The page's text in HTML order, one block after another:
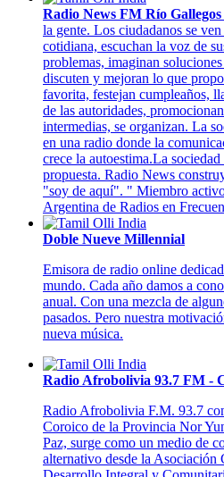
Radio News FM Río Gallegos
la gente. Los ciudadanos se
cotidiana, escuchan la voz de
problemas, imaginan
discuten y mejoran lo que
favorita, festejan cumpleaños,
de las autoridades,
intermedias, se organizan. La
en una radio donde la
crece la autoestima.La
propuesta. Radio News
"soy de aquí". " Miembro
Argentina de Radios en
Doble Nueve Millennial
Emisora de radio online
mundo. Cada año damos a
anual. Con una mezcla de
pasados. Pero nuestra
nueva música.
Radio Afrobolivia 93.7 FM -
Radio Afrobolivia F.M. 93.7
Coroico de la Provincia Nor
Paz, surge como un medio de
alternativo desde la